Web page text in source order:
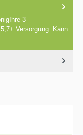
3
Versorgung: Kann